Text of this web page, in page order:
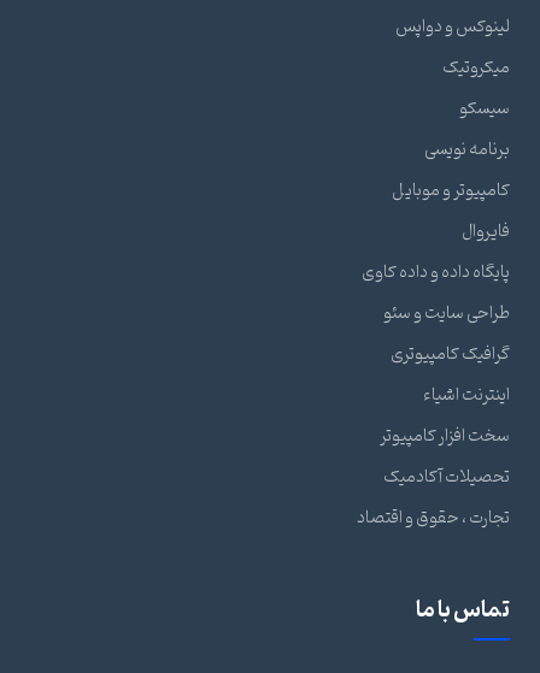
لینوکس و دواپس
میکروتیک
سیسکو
برنامه نویسی
کامپیوتر و موبایل
فایروال
پایگاه داده و داده کاوی
طراحی سایت و سئو
گرافیک کامپیوتری
اینترنت اشیاء
سخت افزار کامپیوتر
تحصیلات آکادمیک
تجارت ، حقوق و اقتصاد
تماس با ما